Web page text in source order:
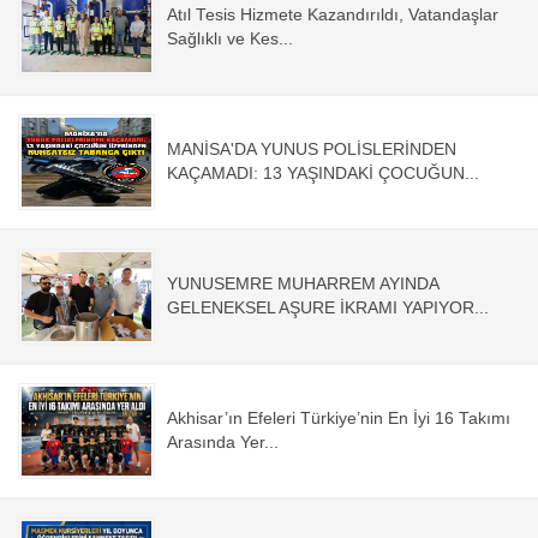
Atıl Tesis Hizmete Kazandırıldı, Vatandaşlar
Sağlıklı ve Kes...
MANİSA'DA YUNUS POLİSLERİNDEN
KAÇAMADI: 13 YAŞINDAKİ ÇOCUĞUN...
YUNUSEMRE MUHARREM AYINDA
GELENEKSEL AŞURE İKRAMI YAPIYOR...
Akhisar’ın Efeleri Türkiye’nin En İyi 16 Takımı
Arasında Yer...